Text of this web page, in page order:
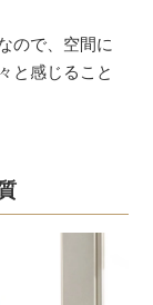
ので、空間に
と感じること